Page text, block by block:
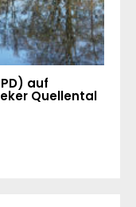
auf
Quellental